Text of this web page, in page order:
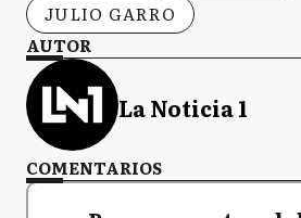
JULIO GARRO
AUTOR
La Noticia 1
COMENTARIOS